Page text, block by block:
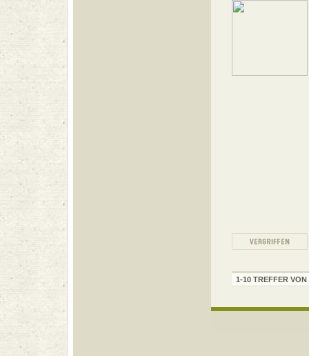
1-10 TREFFER VON